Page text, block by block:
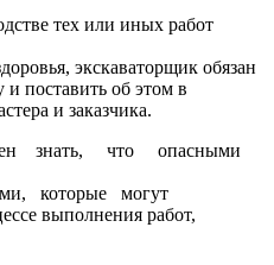
тех или иных работ
экскаваторщик обязан
и поставить об этом в
и заказчика.
знать, что опасными
которые могут
выполнения работ,